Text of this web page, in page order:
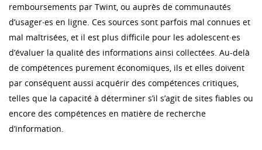
remboursements par Twint, ou auprès de communautés
d’usager∙es en ligne. Ces sources sont parfois mal connues et
mal maîtrisées, et il est plus difficile pour les adolescent·es
d’évaluer la qualité des informations ainsi collectées. Au-delà
de compétences purement économiques, ils et elles doivent
par conséquent aussi acquérir des compétences critiques,
telles que la capacité à déterminer s’il s’agit de sites fiables ou
encore des compétences en matière de recherche
d’information.